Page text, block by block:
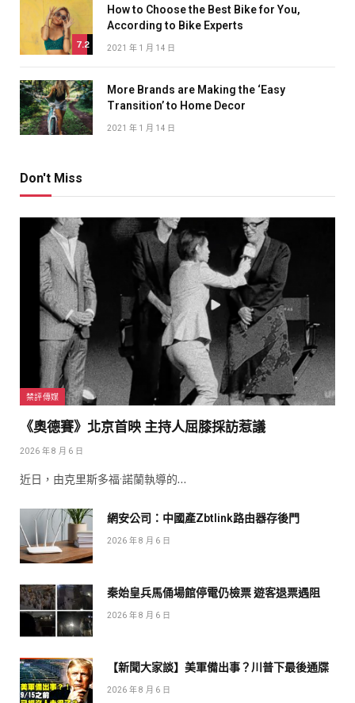
7.2
How to Choose the Best Bike for You,
According to Bike Experts
2021 年 1 月 14 日
More Brands are Making the ‘Easy
Transition’ to Home Decor
2021 年 1 月 14 日
Don't Miss
禁評傳媒
《奧德賽》北京首映 主持人屈膝採訪惹議
2026 年 8 月 6 日
近日，由克里斯多福·諾蘭執導的…
網安公司：中國產Zbtlink路由器存後門
2026 年 8 月 6 日
秦始皇兵馬俑場館停電仍檢票 遊客退票遇阻
2026 年 8 月 6 日
【新聞大家談】美軍備出事？川普下最後通牒
2026 年 8 月 6 日